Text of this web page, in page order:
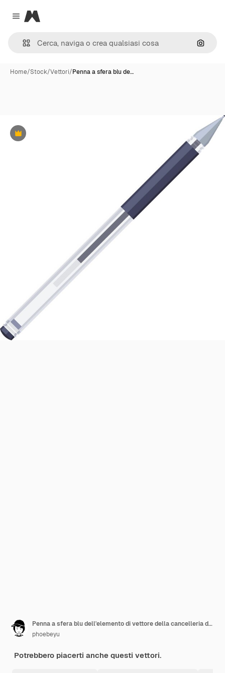
Close menu
Magnific
Cerca
Home/Stock/Vettori/Penna a sfera blu de…
Premium
Penna a sfera blu dell'elemento di vettore della cancelleria della scuola
phoebeyu
Potrebbero piacerti anche questi vettori.